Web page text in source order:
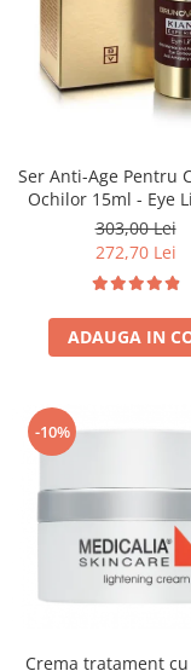
Fard de ochi
Pigmenti minerali
Primer gene
BUZE
Creion de buze
Gloss de buze
SPRANCENE
Creioane sprancene
ACCESORII
Pensule Profesionale
Aur Cosmetic
Ser Anti-Age Pentru
Ochilor 15ml - Eye
Bruno Vassari
303,00 Lei
272,70 Lei
ADAUGA IN
-10%
Crema tratament